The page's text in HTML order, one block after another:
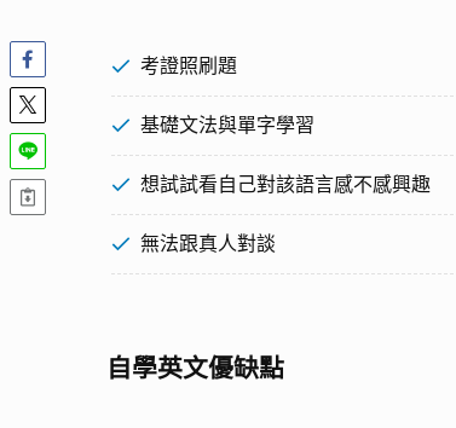
考證照刷題
基礎文法與單字學習
想試試看自己對該語言感不感興趣
無法跟真人對談
自學英文優缺點